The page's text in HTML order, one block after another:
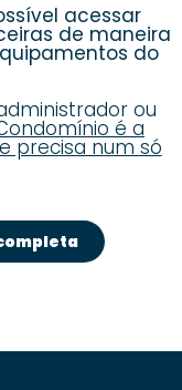
acessar
de maneira
do
ou
é a
precisa num só